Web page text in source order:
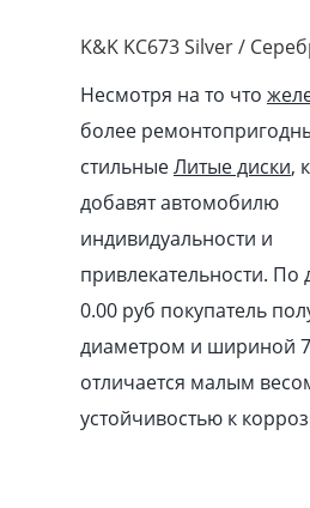
K&K KC673 Silver /
Несмотря на то что
более
стильныеЛитые диски,
добавят автомобилю
индивидуальности и
привлекательности. По
0.00 pуб покупатель
диаметром и шириной
отличается малым
устойчивостью к